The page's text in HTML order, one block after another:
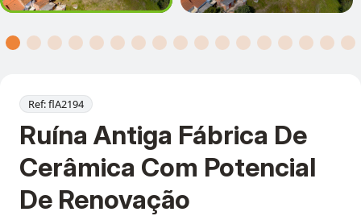
Ref: flA2194
Ruína Antiga Fábrica De
Cerâmica Com Potencial
De Renovação